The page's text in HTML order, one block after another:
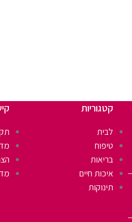
קטגוריות
לבית
טיפוח
בריאות
איכות חיים
תינוקות